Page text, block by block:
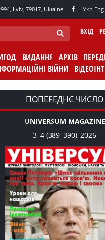
Lviv, 79017, Ukraine Укр Eng
ВХІД
ВИДАННЯ АРХІВ
ВІЙНИ
ПОПЕРЕДНЄ ЧИСЛО
UNIVERSUM MAGAZINE
3–4 (389–390), 2026